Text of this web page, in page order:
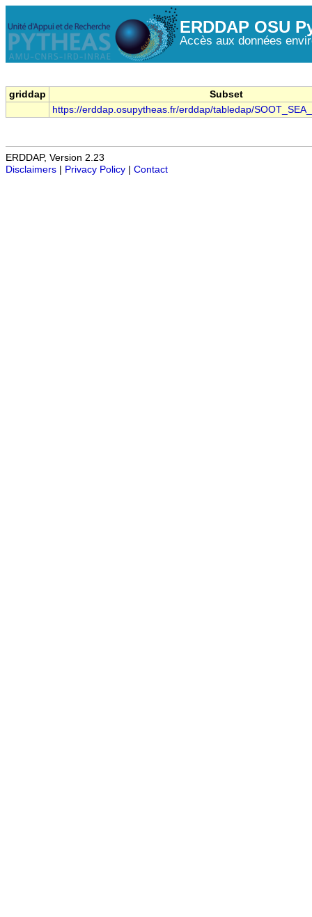
ERDDAP OSU
Accès aux données
griddap
Subset
https://erddap.osupytheas.fr/erddap/tabledap/
ERDDAP, Version 2.23
Disclaimers | Privacy Policy | Contact